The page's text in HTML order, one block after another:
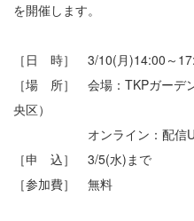
を開催します。
［日 時］ 3/10(月)14:00～
［場 所］ 会場：TKPガーデ
央区）
オンライン：配信URL
［申 込］ 3/5(水)まで
［参加費］ 無料